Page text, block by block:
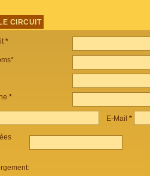
CIRCUIT
*
*
E-Mail *